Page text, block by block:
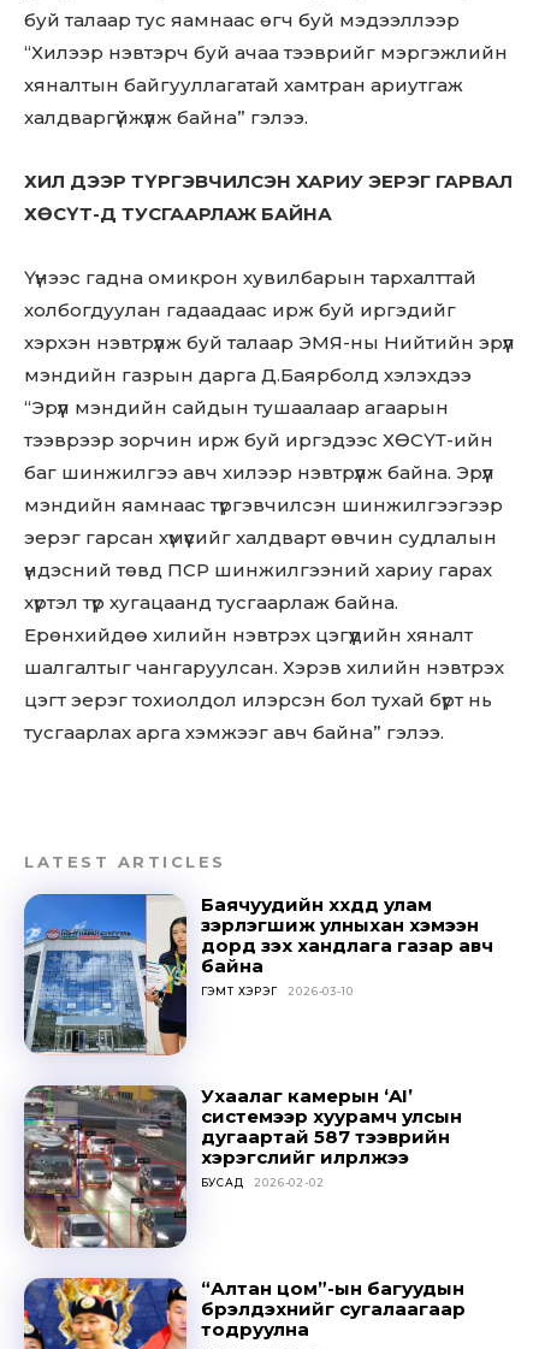
буй талаар тус яамнаас өгч буй мэдээллээр
“Хилээр нэвтэрч буй ачаа тээврийг мэргэжлийн
хяналтын байгууллагатай хамтран ариутгаж
халдваргүйжүүлж байна” гэлээ.
ХИЛ ДЭЭР ТҮРГЭВЧИЛСЭН ХАРИУ ЭЕРЭГ ГАРВАЛ
ХӨСҮТ-Д ТУСГААРЛАЖ БАЙНА
Үүнээс гадна омикрон хувилбарын тархалттай
холбогдуулан гадаадаас ирж буй иргэдийг
хэрхэн нэвтрүүлж буй талаар ЭМЯ-ны Нийтийн эрүүл
мэндийн газрын дарга Д.Баярболд хэлэхдээ
“Эрүүл мэндийн сайдын тушаалаар агаарын
тээврээр зорчин ирж буй иргэдээс ХӨСҮТ-ийн
баг шинжилгээ авч хилээр нэвтрүүлж байна. Эрүүл
мэндийн яамнаас түргэвчилсэн шинжилгээгээр
эерэг гарсан хүмүүсийг халдварт өвчин судлалын
үндэсний төвд ПСР шинжилгээний хариу гарах
хүртэл түр хугацаанд тусгаарлаж байна.
Ерөнхийдөө хилийн нэвтрэх цэгүүдийн хяналт
шалгалтыг чангаруулсан. Хэрэв хилийн нэвтрэх
цэгт эерэг тохиолдол илэрсэн бол тухай бүрт нь
тусгаарлах арга хэмжээг авч байна” гэлээ.
LATEST ARTICLES
Баячуудийн хүүхдүүд улам
зэрлэгшиж улныхан хэмээн
дорд үзэх хандлага газар авч
байна
ГЭМТ ХЭРЭГ 2026-03-10
Ухаалаг камерын ‘AI’
системээр хуурамч улсын
дугаартай 587 тээврийн
хэрэгслийг илрүүлжээ
БУСАД 2026-02-02
“Алтан цом”-ын багуудын
бүрэлдэхүүнийг сугалаагаар
тодруулна